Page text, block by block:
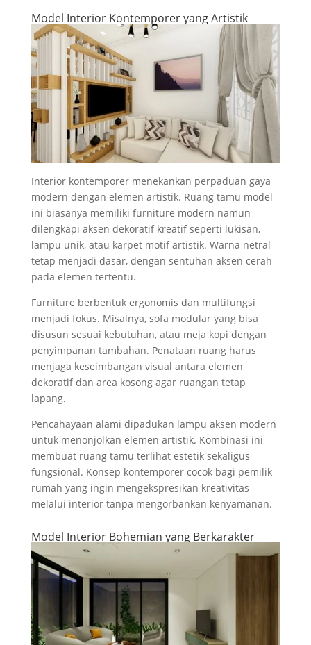
Model Interior Kontemporer yang Artistik
Interior kontemporer menekankan perpaduan gaya
modern dengan elemen artistik. Ruang tamu model
ini biasanya memiliki furniture modern namun
dilengkapi aksen dekoratif kreatif seperti lukisan,
lampu unik, atau karpet motif artistik. Warna netral
tetap menjadi dasar, dengan sentuhan aksen cerah
pada elemen tertentu.
Furniture berbentuk ergonomis dan multifungsi
menjadi fokus. Misalnya, sofa modular yang bisa
disusun sesuai kebutuhan, atau meja kopi dengan
penyimpanan tambahan. Penataan ruang harus
menjaga keseimbangan visual antara elemen
dekoratif dan area kosong agar ruangan tetap
lapang.
Pencahayaan alami dipadukan lampu aksen modern
untuk menonjolkan elemen artistik. Kombinasi ini
membuat ruang tamu terlihat estetik sekaligus
fungsional. Konsep kontemporer cocok bagi pemilik
rumah yang ingin mengekspresikan kreativitas
melalui interior tanpa mengorbankan kenyamanan.
Model Interior Bohemian yang Berkarakter